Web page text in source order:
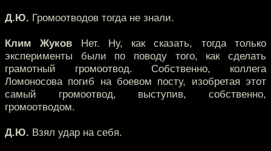
Д.Ю. Громоотводов тогда не знали.
Клим Жуков Нет. Ну, как сказать, тогда только
эксперименты были по поводу того, как сделать
грамотный громоотвод. Собственно, коллега
Ломоносова погиб на боевом посту, изобретая этот
самый громоотвод, выступив, собственно,
громоотводом.
Д.Ю. Взял удар на себя.